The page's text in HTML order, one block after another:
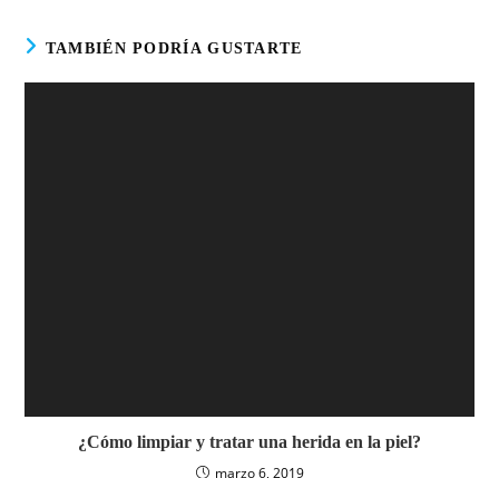
TAMBIÉN PODRÍA GUSTARTE
¿Cómo limpiar y tratar una herida en la piel?
marzo 6, 2019